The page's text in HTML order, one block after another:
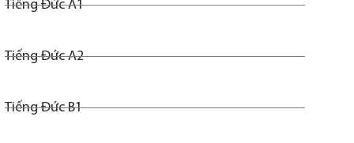
Tiếng Đức A1
Tiếng Đức A2
Tiếng Đức B1